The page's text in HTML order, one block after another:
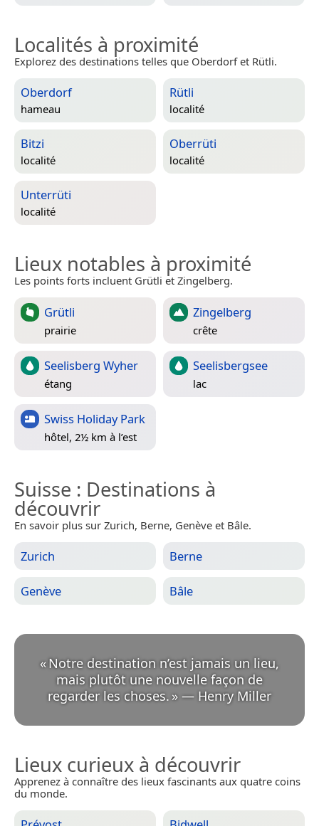
Localités à proximité
Explorez des destinations telles que Oberdorf et Rütli.
Oberdorf
hameau
Rütli
localité
Bitzi
localité
Oberrüti
localité
Unterrüti
localité
Lieux notables à proximité
Les points forts incluent Grütli et Zingelberg.
Grütli
prairie
Zingelberg
crête
Seelisberg Wyher
étang
Seelisbergsee
lac
Swiss Holiday Park
hôtel, 2½ km à l’est
Suisse : Destinations à
découvrir
En savoir plus sur Zurich, Berne, Genève et Bâle.
Zurich Berne
Genève Bâle
«Notre destination n’est jamais un lieu,
mais plutôt une nouvelle façon de
regarder les choses. » — Henry Miller
Lieux curieux à découvrir
Apprenez à connaître des lieux fascinants aux quatre coins
du monde.